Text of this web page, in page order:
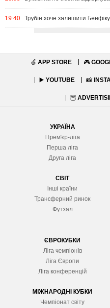
19:40 Трубін хоче залишити Бенфіку
🍏 APP STORE 🎮
▶️ YOUTUBE 📸
🦉
УКРАЇНА
Прем'єр-ліга
Перша ліга
Друга ліга
СВІТ
Інші країни
Трансферний ринок
Футзал
ЄВРОКУБКИ
Ліга чемпіонів
Ліга Європи
Ліга конференцій
МІЖНАРОДНІ КУБКИ
Чемпіонат світу